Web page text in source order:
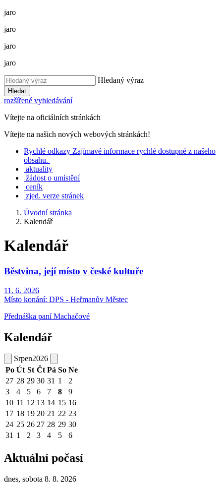
jaro
jaro
jaro
jaro
Hledaný výraz
Hledat
rozšířené vyhledávání
Vítejte na oficiálních stránkách
Vítejte na našich nových webových stránkách!
Rychlé odkazy Zajímavé informace rychlé dostupné z našeho
obsahu.
aktuality
žádost o umístění
ceník
zjed. verze stránek
Úvodní stránka
Kalendář
Kalendář
Běstvina, její místo v české kultuře
11. 6. 2026
Místo konání: DPS - Heřmanův Městec
Přednáška paní Machačové
Kalendář
Srpen2026
Po Út St Čt Pá So Ne
27 28 29 30 31 1
2
3
4 5 6 7 8
9
10 11 12 13 14 15 16
17 18 19 20 21 22 23
24 25 26 27 28 29 30
31 1 2 3 4 5 6
Aktuální počasí
dnes, sobota 8. 8. 2026